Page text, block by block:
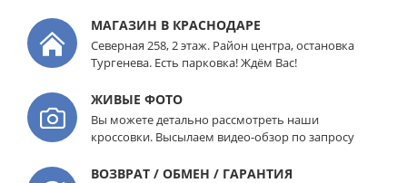
МАГАЗИН В КРАСНОДАРЕ
Северная 258, 2 этаж. Район центра, остановка
Тургенева. Есть парковка! Ждём Вас!
ЖИВЫЕ ФОТО
Вы можете детально рассмотреть наши
кроссовки. Высылаем видео-обзор по запросу
ВОЗВРАТ / ОБМЕН / ГАРАНТИЯ